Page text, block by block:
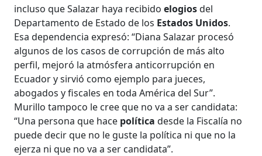
incluso que Salazar haya recibidoelogiosdel
Departamento de Estado de los Estados Unidos.
Esa dependencia expresó: “Diana Salazar procesó
algunos de los casos de corrupción de más alto
perfil, mejoró la atmósfera anticorrupción en
Ecuador y sirvió como ejemplo para jueces,
abogados y fiscales en toda América del Sur”.
Murillo tampoco le cree que no va a ser candidata:
“Una persona que hace política desde la Fiscalía no
puede decir que no le guste la política ni que no la
ejerza ni que no va a ser candidata”.